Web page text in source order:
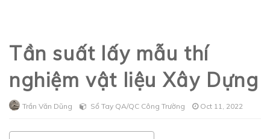
Tần suất lấy mẫu thí
nghiệm vật liệu Xây Dựng
Trần Văn Dũng Sổ Tay QA/QC Công Trường Oct 11, 2022